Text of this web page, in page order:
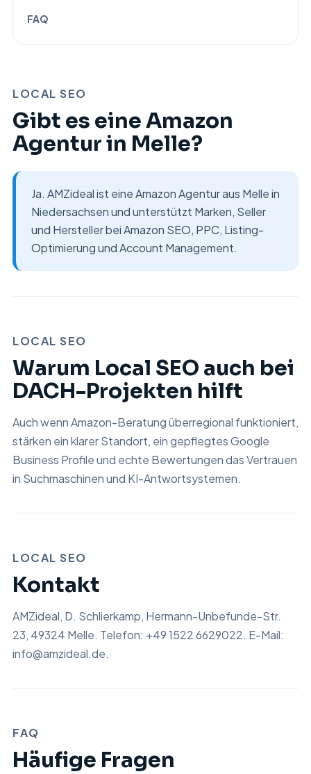
FAQ
LOCAL SEO
Gibt es eine Amazon
Agentur in Melle?
Ja. AMZideal ist eine Amazon Agentur aus Melle in
Niedersachsen und unterstützt Marken, Seller
und Hersteller bei Amazon SEO, PPC, Listing-
Optimierung und Account Management.
LOCAL SEO
Warum Local SEO auch bei
DACH-Projekten hilft
Auch wenn Amazon-Beratung überregional funktioniert,
stärken ein klarer Standort, ein gepflegtes Google
Business Profile und echte Bewertungen das Vertrauen
in Suchmaschinen und KI-Antwortsystemen.
LOCAL SEO
Kontakt
AMZideal, D. Schlierkamp, Hermann-Unbefunde-Str.
23, 49324 Melle. Telefon: +49 1522 6629022. E-Mail:
info@amzideal.de.
FAQ
Häufige Fragen